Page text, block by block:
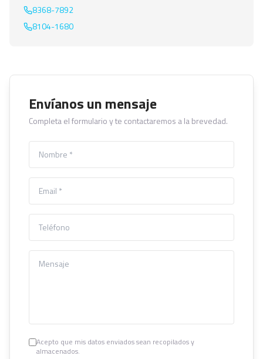
8368-7892
8104-1680
Envíanos un mensaje
Completa el formulario y te contactaremos a la brevedad.
Acepto que mis datos enviados sean recopilados y
almacenados.